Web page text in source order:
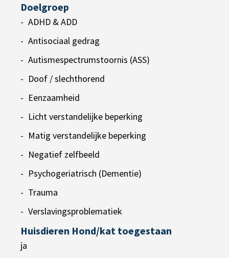
Doelgroep
ADHD & ADD
Antisociaal gedrag
Autismespectrumstoornis (ASS)
Doof / slechthorend
Eenzaamheid
Licht verstandelijke beperking
Matig verstandelijke beperking
Negatief zelfbeeld
Psychogeriatrisch (Dementie)
Trauma
Verslavingsproblematiek
Huisdieren Hond/kat toegestaan
ja